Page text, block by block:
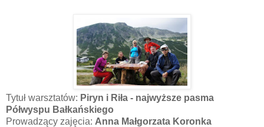
Tytuł warsztatów: Piryn i Riła - najwyższe pasma
Półwyspu Bałkańskiego
Prowadzący zajęcia: Anna Małgorzata Koronka